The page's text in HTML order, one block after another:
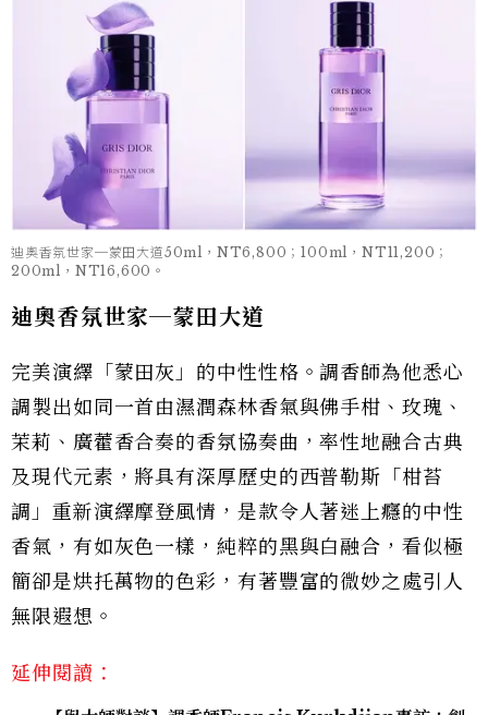
迪奧香氛世家─蒙田大道50ml，NT6,800；100ml，NT11,200；
200ml，NT16,600。
迪奧香氛世家─蒙田大道
完美演繹「蒙田灰」的中性性格。調香師為他悉心
調製出如同一首由濕潤森林香氣與佛手柑、玫瑰、
茉莉、廣藿香合奏的香氛協奏曲，率性地融合古典
及現代元素，將具有深厚歷史的西普勒斯「柑苔
調」重新演繹摩登風情，是款令人著迷上癮的中性
香氣，有如灰色一樣，純粹的黑與白融合，看似極
簡卻是烘托萬物的色彩，有著豐富的微妙之處引人
無限遐想。
延伸閱讀：